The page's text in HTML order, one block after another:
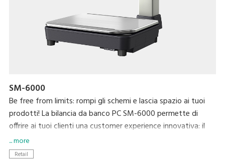
SM-6000
Be free from limits: rompi gli schemi e lascia spazio ai tuoi
prodotti! La bilancia da banco PC SM-6000 permette di
offrire ai tuoi clienti una customer experience innovativa: il
suo design unico lascia spazio ai prodotti pesati, senza
intralciare l'interazione tra operatore e cliente, catturando lo
... more
Retail